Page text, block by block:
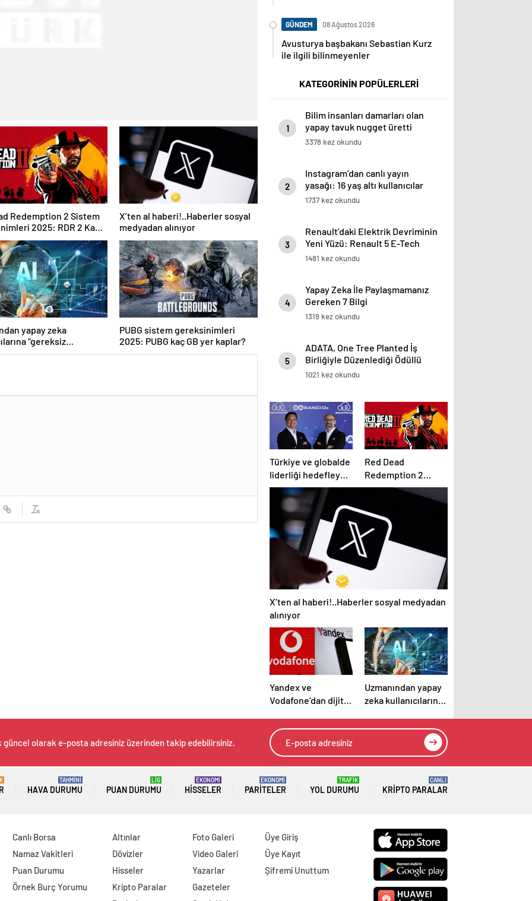
Redemption 2 Sistem
2025: RDR 2 Kaç
X’ten al haberi!..Haberler sosyal
medyadan alınıyor
yapay zeka
“gereksiz
kaçının” tavsiyesi
PUBG sistem gereksinimleri
2025: PUBG kaç GB yer kaplar?
GÜNDEM 08 Ağustos 2026
Avusturya başbakanı Sebastian Kurz
ile ilgili bilinmeyenler
KATEGORİNİN POPÜLERLERİ
1
Bilim insanları damarları olan
yapay tavuk nugget üretti
3378 kez okundu
2
Instagram’dan canlı yayın
yasağı: 16 yaş altı kullanıcılar
için yeni kurallar açıklandı
1737 kez okundu
3
Renault’daki Elektrik Devriminin
Yeni Yüzü: Renault 5 E-Tech
%100 Elektrikli
1481 kez okundu
4
Yapay Zeka İle Paylaşmamanız
Gereken 7 Bilgi
1319 kez okundu
5
ADATA, One Tree Planted İş
Birliğiyle Düzenlediği Ödüllü
Etkinlikler ve Yerel İndirim
1021 kez okundu
Türkiye ve globalde
liderliği hedefleyen
‘bulut’ haritası
Red Dead
Redemption 2
Sistem
2025: RDR 2 Kaç GB
Yer Kaplar?
X’ten al haberi!..Haberler sosyal medyadan
alınıyor
Yandex ve
Vodafone’dan dijital
Uzmanından yapay
zeka kullanıcılarına
sorgulardan
kaçının” tavsiyesi
güncel olarak e-posta adresiniz üzerinden takip edebilirsiniz.
HAVA DURUMU
TAHMİNİ
PUAN DURUMU
LİG
HISSELER
EKONOMİ
PARITELER
EKONOMİ
YOL DURUMU
TRAFİK
KRIPTO PARALAR
CANLI
Canlı Borsa
Namaz Vakitleri
Puan Durumu
Örnek Burç Yorumu
Altınlar
Dövizler
Hisseler
Kripto Paralar
Foto Galeri
Video Galeri
Yazarlar
Gazeteler
Üye Giriş
Üye Kayıt
Şifremi Unuttum